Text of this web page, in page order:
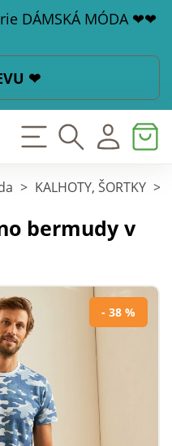
DÁMSKÁ MÓDA ❤❤
❤
> KALHOTY, ŠORTKY >
bermudy v
- 38 %